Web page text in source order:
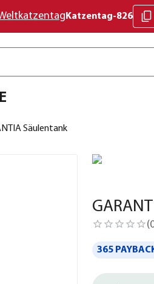
Katzentag-826
Säulentank
(
365